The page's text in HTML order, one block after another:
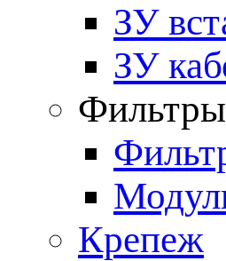
ЗУ
ЗУ
Крепеж